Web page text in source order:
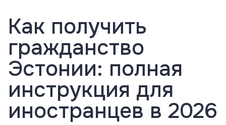
Как получить
гражданство
Эстонии: полная
инструкция для
иностранцев в 2026